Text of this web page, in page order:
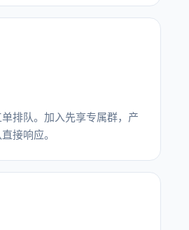
排队。加入先享专属群，产
接响应。